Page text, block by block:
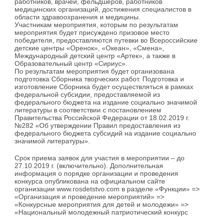
медицинских организаций, достижения специалистов в
области здравоохранения и медицины.
Участникам мероприятия, которым по результатам
мероприятия будет присуждено призовое место
победителя, предоставляются путевки во Всероссийские
детские центры «Оренок», «Океан», «Смена»,
Международный детский центр «Артек», а также в
Образовательный центр «Сириус».
По результатам мероприятия будет организована
подготовка Сборника творческих работ. Подготовка и
изготовление Сборника будет осуществляться в рамках
федеральной субсидии, предоставляемой из
федерального бюджета на издание социально значимой
литературы в соответствии с постановлением
Правительства Российской Федерации от 18.02.2019 г.
№282 «Об утверждении Правил предоставления из
федерального бюджета субсидий на издание социально
значимой литературы».
Срок приема заявок для участия в мероприятии – до
27.10.2019 г. (включительно). Дополнительная
информация о порядке организации и проведения
конкурса опубликована на официальном сайте
организации www.rosdetstvo.com в разделе «Функции» =>
«Организация и проведение мероприятий» =>
«Конкурсные мероприятия для детей и молодежи» =>
«Национальный молодежный патриотический конкурс